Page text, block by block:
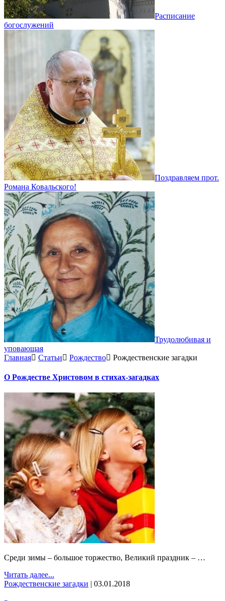
Расписание
богослужений
Поздравляем прот.
Романа Ковальского!
Трудолюбивая и
уповающая
Главная
Статьи Рождество Рождественские загадки
О Рождестве Христовом в стихах-загадках
Среди зимы – большое торжество, Великий праздник – …
Читать далее...
Рождественские загадки | 03.01.2018